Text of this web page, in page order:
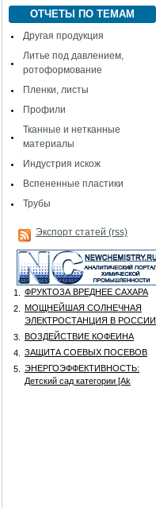
ОТЧЕТЫ ПО ТЕМАМ
Другая продукция
Литье под давлением,
ротоформование
Пленки, листы
Профили
Тканные и нетканные
материалы
Индустрия искож
Вспененные пластики
Трубы
Экспорт статей (rss)
1.
ФРУКТОЗА ВРЕДНЕЕ САХАРА
2.
МОЩНЕЙШАЯ СОЛНЕЧНАЯ
ЭЛЕКТРОСТАНЦИЯ В РОССИИ
3.
ВОЗДЕЙСТВИЕ КОФЕИНА
4.
ЗАЩИТА СОЕВЫХ ПОСЕВОВ
5.
ЭНЕРГОЭФФЕКТИВНОСТЬ:
Детский сад категории [Аk